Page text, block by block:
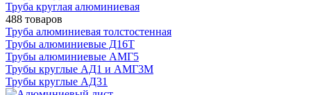
Труба круглая алюминиевая
488 товаров
Труба алюминиевая толстостенная
Трубы алюминиевые Д16Т
Трубы алюминиевые АМГ5
Трубы круглые АД1 и АМГ3М
Трубы круглые АД31